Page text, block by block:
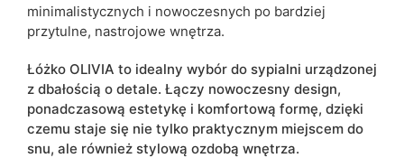
minimalistycznych i nowoczesnych po bardziej
przytulne, nastrojowe wnętrza.
Łóżko OLIVIA to idealny wybór do sypialni urządzonej
z dbałością o detale. Łączy nowoczesny design,
ponadczasową estetykę i komfortową formę, dzięki
czemu staje się nie tylko praktycznym miejscem do
snu, ale również stylową ozdobą wnętrza.